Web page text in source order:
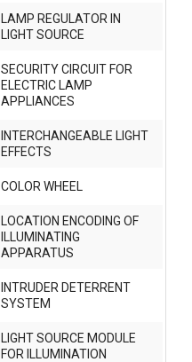
LAMP REGULATOR IN
LIGHT SOURCE
SECURITY CIRCUIT FOR
ELECTRIC LAMP
APPLIANCES
INTERCHANGEABLE LIGHT
EFFECTS
COLOR WHEEL
LOCATION ENCODING OF
ILLUMINATING
APPARATUS
INTRUDER DETERRENT
SYSTEM
LIGHT SOURCE MODULE
FOR ILLUMINATION